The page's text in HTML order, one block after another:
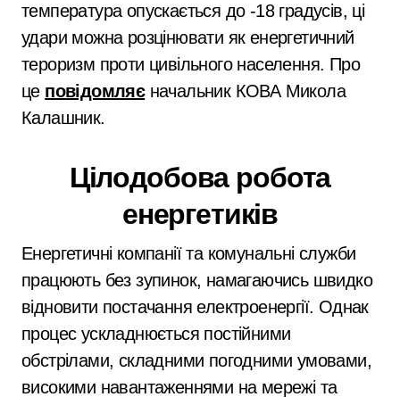
температура опускається до -18 градусів, ці
удари можна розцінювати як енергетичний
тероризм проти цивільного населення. Про
це повідомляєначальник КОВА Микола
Калашник.
Цілодобова робота
енергетиків
Енергетичні компанії та комунальні служби
працюють без зупинок, намагаючись швидко
відновити постачання електроенергії. Однак
процес ускладнюється постійними
обстрілами, складними погодними умовами,
високими навантаженнями на мережі та